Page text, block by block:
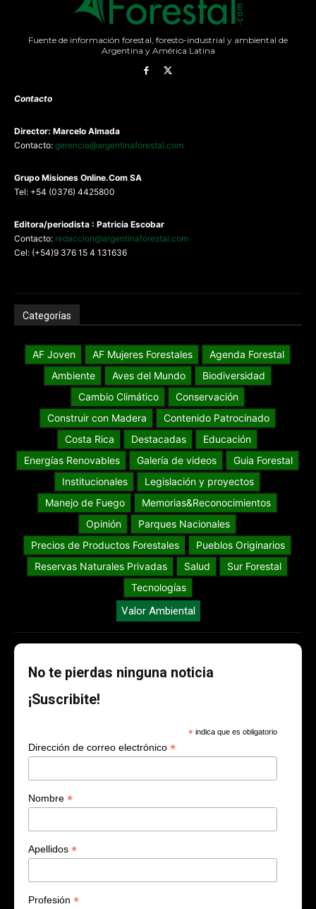
Fuente de información forestal, foresto-industrial y ambiental de
Argentina y América Latina
Contacto
Director: Marcelo Almada
Contacto: gerencia@argentinaforestal.com
Grupo Misiones Online.Com SA
Tel: +54 (0376) 4425800
Editora/periodista : Patricia Escobar
Contacto: redaccion@argentinaforestal.com
Cel: (+54)9 376 15 4 131636
Categorías
AF Joven AF Mujeres Forestales
Agenda Forestal
Ambiente
Aves del Mundo
Biodiversidad
Cambio Climático
Conservación
Construir con Madera
Contenido Patrocinado
Costa Rica
Destacadas
Educación
Energías Renovables
Galería de videos
Guia Forestal
Institucionales
Legislación y proyectos
Manejo de Fuego
Memorias&Reconocimientos
Opinión
Parques Nacionales
Precios de Productos Forestales
Pueblos Originarios
Reservas Naturales Privadas
Salud
Sur Forestal
Tecnologías
Valor Ambiental
No te pierdas ninguna noticia
¡Suscribite!
* indica que es obligatorio
Dirección de correo electrónico *
Nombre *
Apellidos *
Profesión *